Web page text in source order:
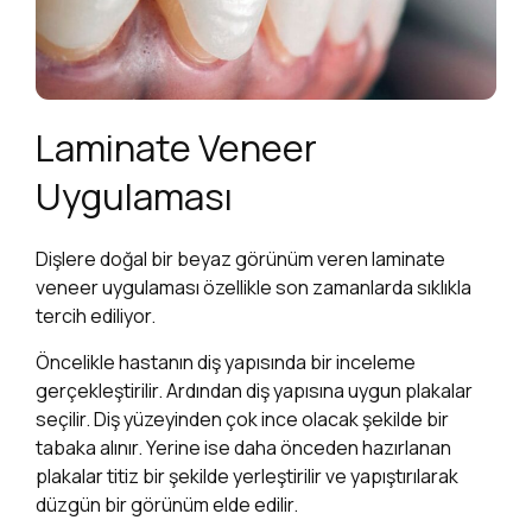
Laminate Veneer
Uygulaması
Dişlere doğal bir beyaz görünüm veren laminate
veneer uygulaması özellikle son zamanlarda sıklıkla
tercih ediliyor.
Öncelikle hastanın diş yapısında bir inceleme
gerçekleştirilir. Ardından diş yapısına uygun plakalar
seçilir. Diş yüzeyinden çok ince olacak şekilde bir
tabaka alınır. Yerine ise daha önceden hazırlanan
plakalar titiz bir şekilde yerleştirilir ve yapıştırılarak
düzgün bir görünüm elde edilir.